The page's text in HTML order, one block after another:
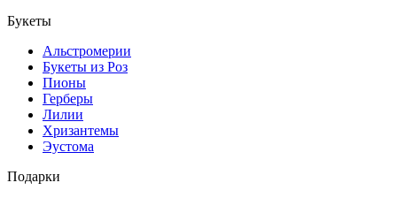
Букеты
Альстромерии
Букеты из Роз
Пионы
Герберы
Лилии
Хризантемы
Эустома
Подарки